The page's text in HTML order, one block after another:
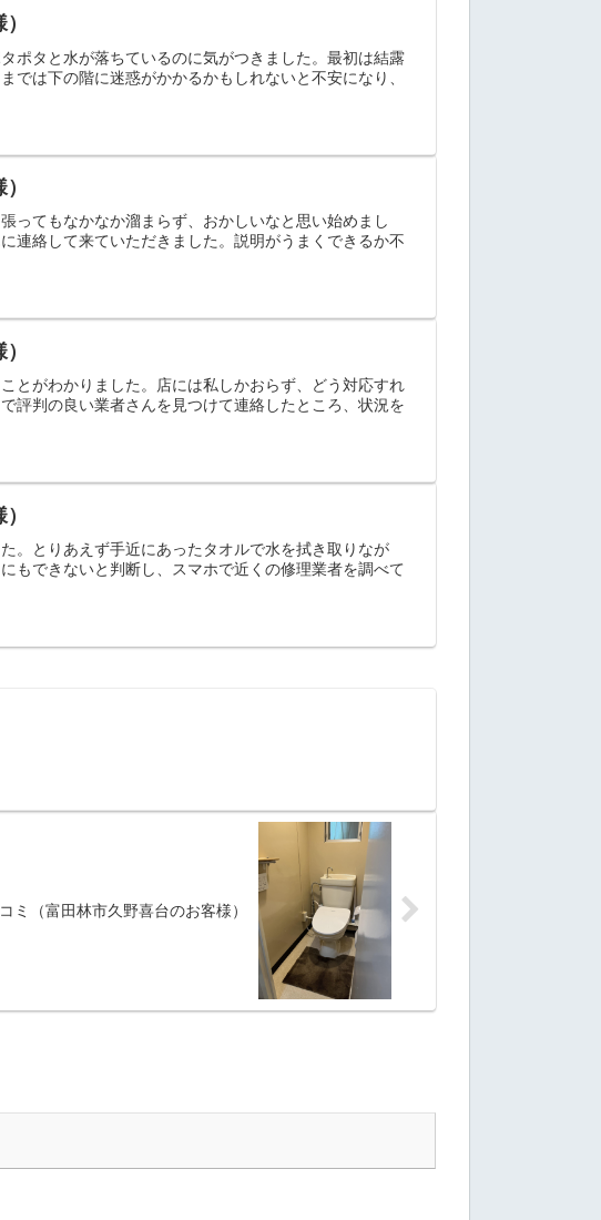
ポタと水が落ちているのに気がつきました。最初は結露
は下の階に迷惑がかかるかもしれないと不安になり、
ってもなかなか溜まらず、おかしいなと思い始めまし
連絡して来ていただきました。説明がうまくできるか不
とがわかりました。店には私しかおらず、どう対応すれ
評判の良い業者さんを見つけて連絡したところ、状況を
。とりあえず手近にあったタオルで水を拭き取りなが
もできないと判断し、スマホで近くの修理業者を調べて
ミ（富田林市久野喜台のお客様）